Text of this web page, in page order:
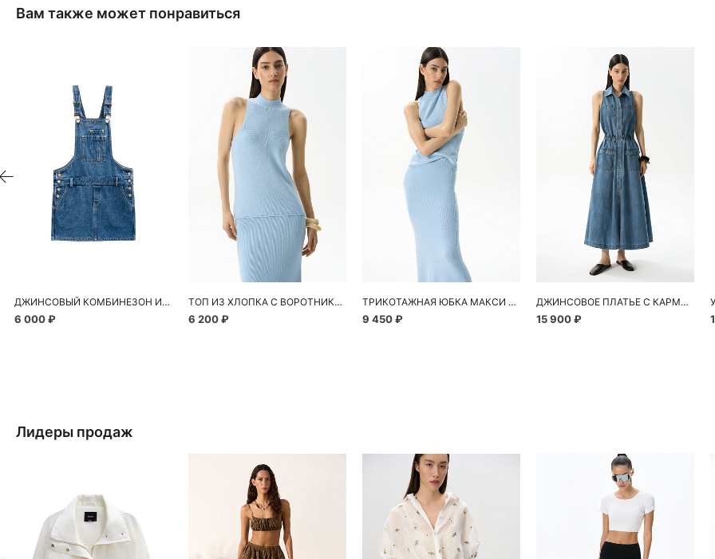
Вам также может понравиться
ДЖИНСОВЫЙ КОМБИНЕЗОН ИЗ 100% ХЛОПКА
6 000 ₽
ТОП ИЗ ХЛОПКА С ВОРОТНИКОМ-СТОЙКОЙ
6 200 ₽
ТРИКОТАЖНАЯ ЮБКА МАКСИ ИЗ ХЛОПКА
9 450 ₽
ДЖИНСОВОЕ ПЛАТЬЕ С КАРМАНАМИ
15 900 ₽
Лидеры продаж